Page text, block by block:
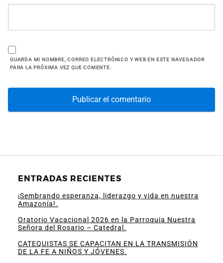
GUARDA MI NOMBRE, CORREO ELECTRÓNICO Y WEB EN ESTE NAVEGADOR
PARA LA PRÓXIMA VEZ QUE COMENTE.
ENTRADAS RECIENTES
¡Sembrando esperanza, liderazgo y vida en nuestra
Amazonía!.
Oratorio Vacacional 2026 en la Parroquia Nuestra
Señora del Rosario – Catedral.
CATEQUISTAS SE CAPACITAN EN LA TRANSMISIÓN
DE LA FE A NIÑOS Y JÓVENES.